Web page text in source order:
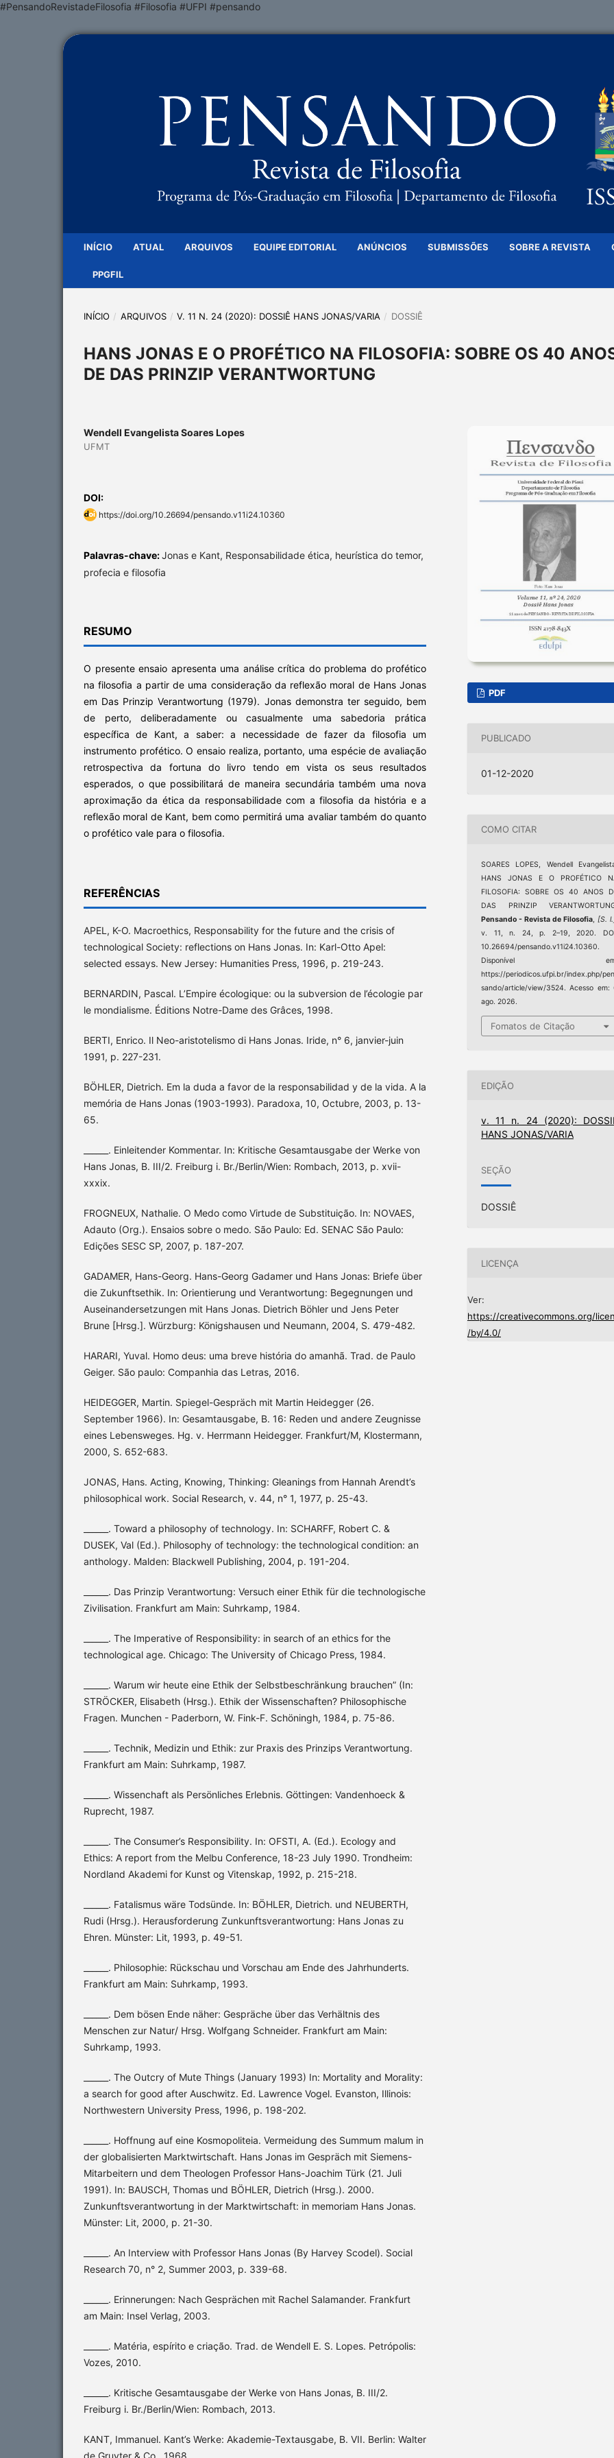
#PensandoRevistadeFilosofia #Filosofia #UFPI #pensando
INÍCIO ATUAL ARQUIVOS EQUIPE EDITORIAL ANÚNCIOS SUBMISSÕES SOBRE A REVISTA
PPGFIL
INÍCIO / ARQUIVOS / V. 11 N. 24 (2020): DOSSIÊ HANS JONAS/VARIA / DOSSIÊ
HANS JONAS E O PROFÉTICO NA FILOSOFIA: SOBRE OS 40
DE DAS PRINZIP VERANTWORTUNG
Wendell Evangelista Soares Lopes
UFMT
DOI:
https://doi.org/10.26694/pensando.v11i24.10360
Palavras-chave:Jonas e Kant, Responsabilidade ética, heurística do temor,
profecia e filosofia
RESUMO
O presente ensaio apresenta uma análise crítica do problema do profético
na filosofia a partir de uma consideração da reflexão moral de Hans Jonas
em Das Prinzip Verantwortung (1979). Jonas demonstra ter seguido, bem
de perto, deliberadamente ou casualmente uma sabedoria prática
específica de Kant, a saber: a necessidade de fazer da filosofia um
instrumento profético. O ensaio realiza, portanto, uma espécie de avaliação
retrospectiva da fortuna do livro tendo em vista os seus resultados
esperados, o que possibilitará de maneira secundária também uma nova
aproximação da ética da responsabilidade com a filosofia da história e a
reflexão moral de Kant, bem como permitirá uma avaliar também do quanto
o profético vale para o filosofia.
REFERÊNCIAS
APEL, K-O. Macroethics, Responsability for the future and the crisis of
technological Society: reflections on Hans Jonas. In: Karl-Otto Apel:
selected essays. New Jersey: Humanities Press, 1996, p. 219-243.
BERNARDIN, Pascal. L’Empire écologique: ou la subversion de l’écologie par
le mondialisme. Éditions Notre-Dame des Grâces, 1998.
BERTI, Enrico. Il Neo-aristotelismo di Hans Jonas. Iride, n° 6, janvier-juin
1991, p. 227-231.
BÖHLER, Dietrich. Em la duda a favor de la responsabilidad y de la vida. A la
memória de Hans Jonas (1903-1993). Paradoxa, 10, Octubre, 2003, p. 13-
65.
______. Einleitender Kommentar. In: Kritische Gesamtausgabe der Werke von
Hans Jonas, B. III/2. Freiburg i. Br./Berlin/Wien: Rombach, 2013, p. xvii-
xxxix.
FROGNEUX, Nathalie. O Medo como Virtude de Substituição. In: NOVAES,
Adauto (Org.). Ensaios sobre o medo. São Paulo: Ed. SENAC São Paulo:
Edições SESC SP, 2007, p. 187-207.
GADAMER, Hans-Georg. Hans-Georg Gadamer und Hans Jonas: Briefe über
die Zukunftsethik. In: Orientierung und Verantwortung: Begegnungen und
Auseinandersetzungen mit Hans Jonas. Dietrich Böhler und Jens Peter
Brune [Hrsg.]. Würzburg: Königshausen und Neumann, 2004, S. 479-482.
HARARI, Yuval. Homo deus: uma breve história do amanhã. Trad. de Paulo
Geiger. São paulo: Companhia das Letras, 2016.
HEIDEGGER, Martin. Spiegel-Gespräch mit Martin Heidegger (26.
September 1966). In: Gesamtausgabe, B. 16: Reden und andere Zeugnisse
eines Lebensweges. Hg. v. Herrmann Heidegger. Frankfurt/M, Klostermann,
2000, S. 652-683.
JONAS, Hans. Acting, Knowing, Thinking: Gleanings from Hannah Arendt’s
philosophical work. Social Research, v. 44, n° 1, 1977, p. 25-43.
______. Toward a philosophy of technology. In: SCHARFF, Robert C. &
DUSEK, Val (Ed.). Philosophy of technology: the technological condition: an
anthology. Malden: Blackwell Publishing, 2004, p. 191-204.
______. Das Prinzip Verantwortung: Versuch einer Ethik für die technologische
Zivilisation. Frankfurt am Main: Suhrkamp, 1984.
______. The Imperative of Responsibility: in search of an ethics for the
technological age. Chicago: The University of Chicago Press, 1984.
______. Warum wir heute eine Ethik der Selbstbeschränkung brauchen” (In:
STRÖCKER, Elisabeth (Hrsg.). Ethik der Wissenschaften? Philosophische
Fragen. Munchen - Paderborn, W. Fink-F. Schöningh, 1984, p. 75-86.
______. Technik, Medizin und Ethik: zur Praxis des Prinzips Verantwortung.
Frankfurt am Main: Suhrkamp, 1987.
______. Wissenchaft als Persönliches Erlebnis. Göttingen: Vandenhoeck &
Ruprecht, 1987.
______. The Consumer’s Responsibility. In: OFSTI, A. (Ed.). Ecology and
Ethics: A report from the Melbu Conference, 18-23 July 1990. Trondheim:
Nordland Akademi for Kunst og Vitenskap, 1992, p. 215-218.
______. Fatalismus wäre Todsünde. In: BÖHLER, Dietrich. und NEUBERTH,
Rudi (Hrsg.). Herausforderung Zunkunftsverantwortung: Hans Jonas zu
Ehren. Münster: Lit, 1993, p. 49-51.
______. Philosophie: Rückschau und Vorschau am Ende des Jahrhunderts.
Frankfurt am Main: Suhrkamp, 1993.
______. Dem bösen Ende näher: Gespräche über das Verhältnis des
Menschen zur Natur/ Hrsg. Wolfgang Schneider. Frankfurt am Main:
Suhrkamp, 1993.
______. The Outcry of Mute Things (January 1993) In: Mortality and Morality:
a search for good after Auschwitz. Ed. Lawrence Vogel. Evanston, Illinois:
Northwestern University Press, 1996, p. 198-202.
______. Hoffnung auf eine Kosmopoliteia. Vermeidung des Summum malum in
der globalisierten Marktwirtschaft. Hans Jonas im Gespräch mit Siemens-
Mitarbeitern und dem Theologen Professor Hans-Joachim Türk (21. Juli
1991). In: BAUSCH, Thomas und BÖHLER, Dietrich (Hrsg.). 2000.
Zunkunftsverantwortung in der Marktwirtschaft: in memoriam Hans Jonas.
Münster: Lit, 2000, p. 21-30.
______. An Interview with Professor Hans Jonas (By Harvey Scodel). Social
Research 70, n° 2, Summer 2003, p. 339-68.
______. Erinnerungen: Nach Gesprächen mit Rachel Salamander. Frankfurt
am Main: Insel Verlag, 2003.
______. Matéria, espírito e criação. Trad. de Wendell E. S. Lopes. Petrópolis:
Vozes, 2010.
______. Kritische Gesamtausgabe der Werke von Hans Jonas, B. III/2.
Freiburg i. Br./Berlin/Wien: Rombach, 2013.
KANT, Immanuel. Kant’s Werke: Akademie-Textausgabe, B. VII. Berlin: Walter
PDF
PUBLICADO
01-12-2020
COMO CITAR
SOARES LOPES, Wendell
HANS JONAS E O PROFÉTICO
FILOSOFIA: SOBRE OS 40 ANOS
DAS PRINZIP
Pensando - Revista de Filosofia
[S.
v. 11, n. 24, p. 2–19, 2020.
10.26694/pensando.v11i24.10360.
Disponível
https://periodicos.ufpi.br/index.php/
sando/article/view/3524. Acesso em:
ago. 2026.
Fomatos de Citação
EDIÇÃO
v. 11 n. 24 (2020):
HANS JONAS/VARIA
SEÇÃO
DOSSIÊ
LICENÇA
Ver:
https://creativecommons.org/
/by/4.0/